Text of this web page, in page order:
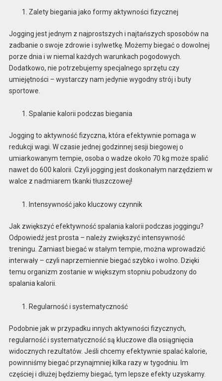
Zalety biegania jako formy aktywności fizycznej
Jogging jest jednym z najprostszych i najtańszych sposobów na
zadbanie o swoje zdrowie i sylwetkę. Możemy biegać o dowolnej
porze dnia i w niemal każdych warunkach pogodowych.
Dodatkowo, nie potrzebujemy specjalnego sprzętu czy
umiejętności – wystarczy nam jedynie wygodny strój i buty
sportowe.
Spalanie kalorii podczas biegania
Jogging to aktywność fizyczna, która efektywnie pomaga w
redukcji wagi. W czasie jednej godzinnej sesji biegowej o
umiarkowanym tempie, osoba o wadze około 70 kg może spalić
nawet do 600 kalorii. Czyli jogging jest doskonałym narzędziem w
walce z nadmiarem tkanki tłuszczowej!
Intensywność jako kluczowy czynnik
Jak zwiększyć efektywność spalania kalorii podczas joggingu?
Odpowiedź jest prosta – należy zwiększyć intensywność
treningu. Zamiast biegać w stałym tempie, można wprowadzić
interwały – czyli naprzemiennie biegać szybko i wolno. Dzięki
temu organizm zostanie w większym stopniu pobudzony do
spalania kalorii.
Regularność i systematyczność
Podobnie jak w przypadku innych aktywności fizycznych,
regularność i systematyczność są kluczowe dla osiągnięcia
widocznych rezultatów. Jeśli chcemy efektywnie spalać kalorie,
powinniśmy biegać przynajmniej kilka razy w tygodniu. Im
częściej i dłużej będziemy biegać, tym lepsze efekty uzyskamy.